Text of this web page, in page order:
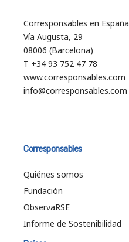
Corresponsables en España
Vía Augusta, 29
08006 (Barcelona)
T +34 93 752 47 78
www.corresponsables.com
info@corresponsables.com
Corresponsables
Quiénes somos
Fundación
ObservaRSE
Informe de Sostenibilidad